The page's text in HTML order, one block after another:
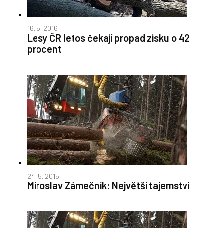
16. 5. 2016
Lesy ČR letos čekají propad zisku o 42
procent
24. 5. 2015
Miroslav Zámečník: Největší tajemství